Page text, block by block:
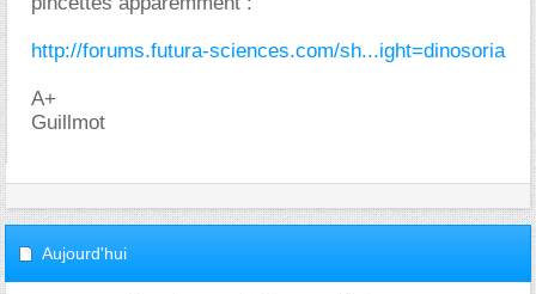
http://forums.futura-sciences.com/sh...ight=dinosoria
A+
Guillmot
Aujourd'hui